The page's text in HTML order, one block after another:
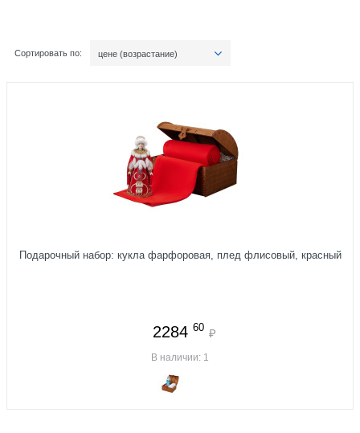
Сортировать по: цене (возрастание)
Подарочный набор: кукла фарфоровая, плед флисовый, красный
2284 60 ₽
В наличии: 1